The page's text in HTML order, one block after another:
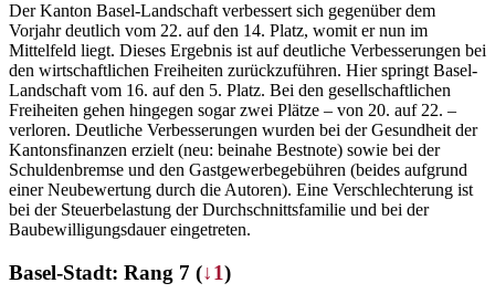
Der Kanton Basel-Landschaft verbessert sich gegenüber dem
Vorjahr deutlich vom 22. auf den 14. Platz, womit er nun im
Mittelfeld liegt. Dieses Ergebnis ist auf deutliche Verbesserungen bei
den wirtschaftlichen Freiheiten zurückzuführen. Hier springt Basel-
Landschaft vom 16. auf den 5. Platz. Bei den gesellschaftlichen
Freiheiten gehen hingegen sogar zwei Plätze – von 20. auf 22. –
verloren. Deutliche Verbesserungen wurden bei der Gesundheit der
Kantonsfinanzen erzielt (neu: beinahe Bestnote) sowie bei der
Schuldenbremse und den Gastgewerbegebühren (beides aufgrund
einer Neubewertung durch die Autoren). Eine Verschlechterung ist
bei der Steuerbelastung der Durchschnittsfamilie und bei der
Baubewilligungsdauer eingetreten.
Basel-Stadt: Rang 7 (↓1)